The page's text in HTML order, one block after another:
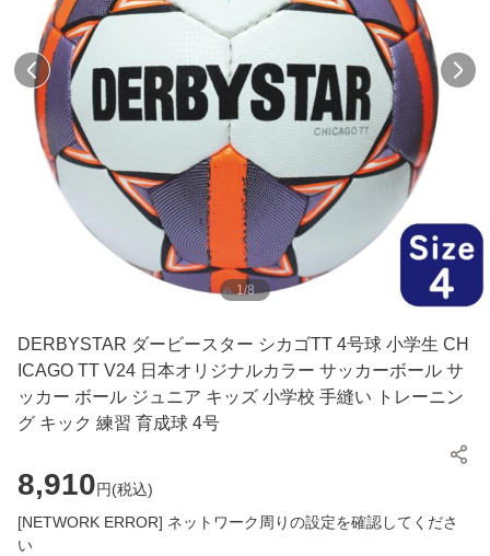
1/8
DERBYSTAR ダービースター シカゴTT 4号球 小学生 CH
ICAGO TT V24 日本オリジナルカラー サッカーボール サ
ッカー ボール ジュニア キッズ 小学校 手縫い トレーニン
グ キック 練習 育成球 4号
8,910円(税込)
[NETWORK ERROR] ネットワーク周りの設定を確認してくださ
い